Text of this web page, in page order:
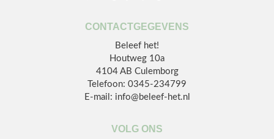
CONTACTGEGEVENS
Beleef het!
Houtweg 10a
4104 AB Culemborg
Telefoon: 0345-234799
E-mail: info@beleef-het.nl
VOLG ONS